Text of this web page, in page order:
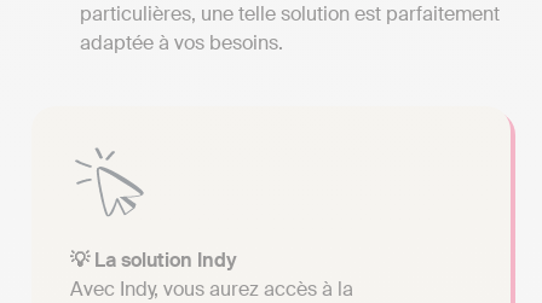
particulières, une telle solution est parfaitement
adaptée à vos besoins.
💡 La solution Indy
Avec Indy, vous aurez accès à la